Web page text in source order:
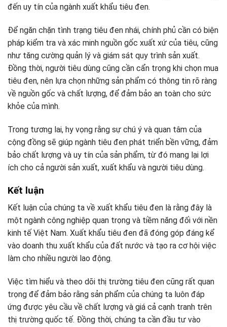
đến uy tín của ngành xuất khẩu tiêu đen.
Để ngăn chặn tình trạng tiêu đen nhái, chính phủ cần có biện
pháp kiểm tra và xác minh nguồn gốc xuất xứ của tiêu, cũng
như tăng cường quản lý và giám sát quy trình sản xuất.
Đồng thời, người tiêu dùng cũng cần cẩn trọng khi chọn mua
tiêu đen, nên lựa chọn những sản phẩm có thông tin rõ ràng
về nguồn gốc và chất lượng, để đảm bảo an toàn cho sức
khỏe của mình.
Trong tương lai, hy vọng rằng sự chú ý và quan tâm của
cộng đồng sẽ giúp ngành tiêu đen phát triển bền vững, đảm
bảo chất lượng và uy tín của sản phẩm, từ đó mang lại lợi
ích cho cả người sản xuất, xuất khẩu và người tiêu dùng.
Kết luận
Kết luận của chúng ta về xuất khẩu tiêu đen là rằng đây là
một ngành công nghiệp quan trọng và tiềm năng đối với nền
kinh tế Việt Nam. Xuất khẩu tiêu đen đã đóng góp đáng kể
vào doanh thu xuất khẩu của đất nước và tạo ra cơ hội việc
làm cho nhiều người lao động.
Việc tìm hiểu và theo dõi thị trường tiêu đen cũng rất quan
trọng để đảm bảo rằng sản phẩm của chúng ta luôn đáp
ứng được yêu cầu về chất lượng và giá cả cạnh tranh trên
thị trường quốc tế. Đồng thời, chúng ta cần đầu tư vào